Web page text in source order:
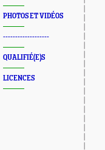
PHOTOS ET VIDÉOS
-------------------
QUALIFIÉ(E)S
LICENCES